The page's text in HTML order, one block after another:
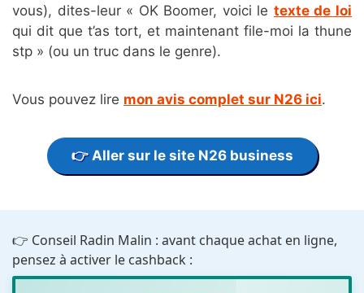
vous), dites-leur « OK Boomer, voici le texte de loi
qui dit que t’as tort, et maintenant file-moi la thune
stp » (ou un truc dans le genre).
Vous pouvez lire mon avis complet sur N26 ici.
Aller sur le site N26 business
👉 Conseil Radin Malin : avant chaque achat en ligne,
pensez à activer le cashback :